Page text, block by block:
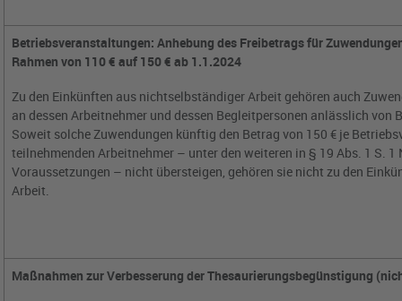
Betriebsveranstaltungen: Anhebung des Freibetrags für
Rahmen von 110 € auf 150 € ab 1.1.2024
Zu den Einkünften aus nichtselbständiger Arbeit gehören auch
an dessen Arbeitnehmer und dessen Begleitpersonen anlässlich von
Soweit solche Zuwendungen künftig den Betrag von 150 € je
teilnehmenden Arbeitnehmer – unter den weiteren in § 19 Abs. 1 S. 1
Voraussetzungen – nicht übersteigen, gehören sie nicht zu den
Arbeit.
Maßnahmen zur Verbesserung der Thesaurierungsbegünstigung